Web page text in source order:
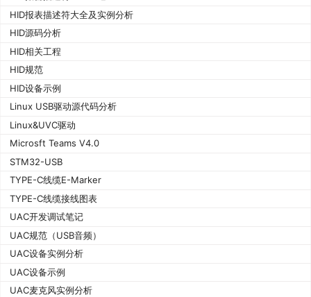
HID报表描述符大全及实例分析
HID源码分析
HID相关工程
HID规范
HID设备示例
Linux USB驱动源代码分析
Linux&UVC驱动
Microsft Teams V4.0
STM32-USB
TYPE-C线缆E-Marker
TYPE-C线缆接线图表
UAC开发调试笔记
UAC规范（USB音频）
UAC设备实例分析
UAC设备示例
UAC麦克风实例分析